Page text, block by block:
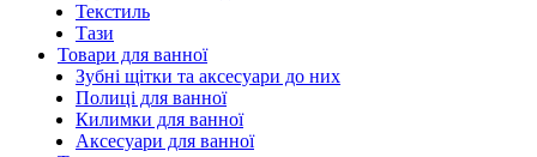
Текстиль
Тази
Товари для ванної
Зубні щітки та аксесуари до них
Полиці для ванної
Килимки для ванної
Аксесуари для ванної